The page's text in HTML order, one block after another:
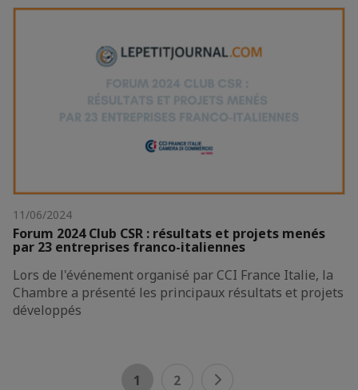
11/06/2024
Forum 2024 Club CSR : résultats et projets menés
par 23 entreprises franco-italiennes
Lors de l'événement organisé par CCI France Italie, la
Chambre a présenté les principaux résultats et projets
développés
1 2